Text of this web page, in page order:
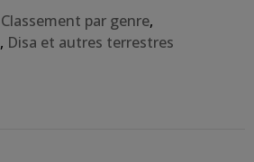
Classement par genre,
, Disa et autres terrestres